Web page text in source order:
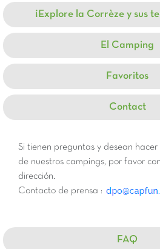
¡Explore la Corrèze y sus
El Camping
Favoritos
Contact
Si tienen preguntas y desean
de nuestros campings, por favor
dirección.
Contacto de prensa :
FAQ